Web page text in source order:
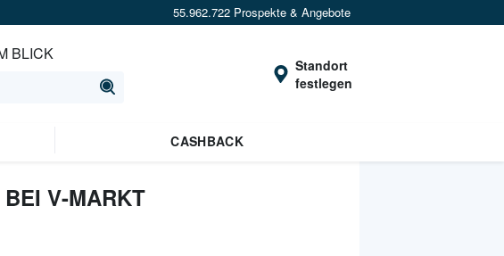
55.962.722 Prospekte & Angebote
BLICK
Standort
festlegen
CASHBACK
V-MARKT